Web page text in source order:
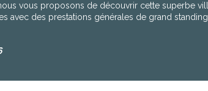
vous proposons de découvrir cette superbe
avec des prestations générales de grand